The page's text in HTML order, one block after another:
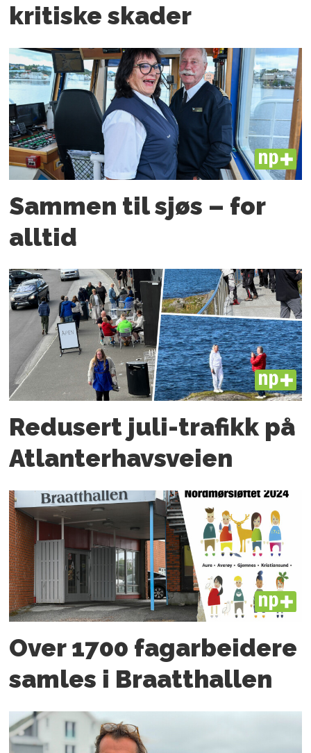
kritiske skader
PLUS
Sammen til sjøs – for
alltid
PLUS
Redusert juli-trafikk på
Atlanter­havsveien
PLUS
Over 1700 fagarbeidere
samles i Braatthallen